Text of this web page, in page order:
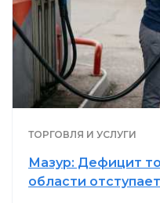
ТОРГОВЛЯ И УСЛУГИ
Мазур: Дефицит
области отступает